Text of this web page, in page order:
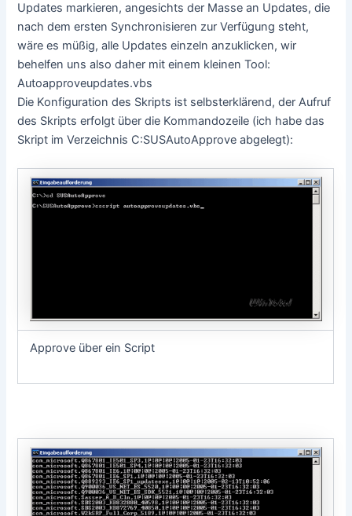
Updates markieren, angesichts der Masse an Updates, die
nach dem ersten Synchronisieren zur Verfügung steht,
wäre es müßig, alle Updates einzeln anzuklicken, wir
behelfen uns also daher mit einem kleinen Tool:
Autoapproveupdates.vbs
Die Konfiguration des Skripts ist selbsterklärend, der Aufruf
des Skripts erfolgt über die Kommandozeile (ich habe das
Skript im Verzeichnis C:SUSAutoApprove abgelegt):
Approve über ein Script